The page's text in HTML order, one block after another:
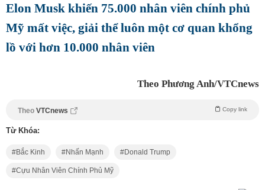
Elon Musk khiến 75.000 nhân viên chính phủ
Mỹ mất việc, giải thể luôn một cơ quan khổng
lồ với hơn 10.000 nhân viên
Theo Phương Anh/VTCnews
Theo VTCnews Copy link
Từ Khóa:
Bắc Kinh Nhấn Mạnh Donald Trump
Cựu Nhân Viên Chính Phủ Mỹ